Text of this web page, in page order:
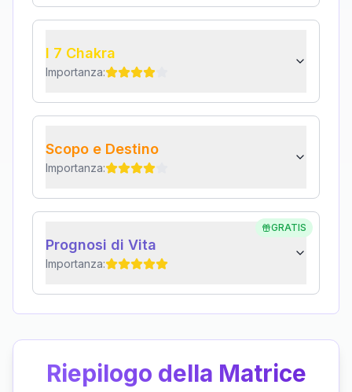
I 7 Chakra
Importanza:
Scopo e Destino
Importanza:
GRATIS
Prognosi di Vita
Importanza:
Riepilogo della Matrice